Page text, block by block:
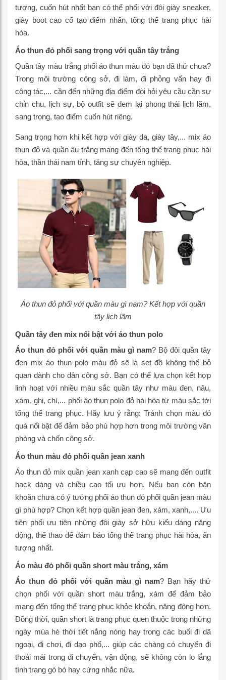
tượng, cuốn hút nhất bạn có thể phối với đôi giày sneaker,
giày boot cao cổ tạo điểm nhấn, tổng thể trang phục hài
hòa.
Áo thun đỏ phối sang trọng với quần tây trắng
Quần tây màu trắng phối áo thun màu đỏ bạn đã thử chưa?
Trong môi trường công sở, đi làm, đi phỏng vấn hay đi
công tác,... cần đến những địa điểm đòi hỏi yêu cầu cần sự
chỉn chu, lịch sự, bộ outfit sẽ đem lại phong thái lịch lãm,
sang trọng, tạo điểm cuốn hút riêng.
Sang trọng hơn khi kết hợp với giày da, giày tây,... mix áo
thun đỏ và quần âu trắng mang đến tổng thể trang phục hài
hòa, thần thái nam tính, tăng sự chuyên nghiệp.
Áo thun đỏ phối với quần màu gì nam? Kết hợp với quần
tây lịch lãm
Quần tây đen mix nổi bật với áo thun polo
Áo thun đỏ phối với quần màu gì nam? Bộ đôi quần tây
đen mix áo thun polo màu đỏ sẽ là set đồ không thể bỏ
quan dành cho dân công sở. Bạn có thể lựa chọn kết hợp
linh hoạt với nhiều màu sắc quần tây như màu đen, nâu,
xám, ghi, chì,... phối áo thun polo đỏ hài hòa từ màu sắc tới
tổng thể trang phục. Hãy lưu ý rằng: Tránh chọn màu đỏ
quá nổi bật để đảm bảo phù hợp hơn trong môi trường văn
phòng và chốn công sở.
Áo thun màu đỏ phối quần jean xanh
Áo thun đỏ mix quần jean xanh cạp cao sẽ mang đến outfit
hack dáng và chiều cao tối ưu hơn. Nếu bạn còn băn
khoăn chưa có ý tưởng phối áo thun đỏ phối quần jean màu
gì phù hợp? Chọn kết hợp quần jean đen, xám, xanh,.... Ưu
tiên phối ưu tiên những đôi giày sở hữu kiểu dáng năng
động, thể thao để đảm bảo tổng thể trang phục hài hòa, ấn
tượng nhất.
Áo màu đỏ phối quần short màu trắng, xám
Áo thun đỏ phối với quần màu gì nam? Bạn hãy thử
chọn phối với quần short màu trắng, xám để đảm bảo
mang đến tổng thể trang phục khỏe khoắn, năng động hơn.
Đồng thời, quần short là trang phục quen thuộc trong những
ngày mùa hè thời tiết nắng nóng hay trong các buổi đi dã
ngoại, đi chơi, đi dạo phố,... giúp các chàng có chuyến đi
thoải mái trong di chuyển, vận động, sẽ không còn lo lắng
tình trạng gò bó hay cứng nhắc nữa.